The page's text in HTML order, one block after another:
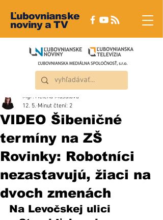
Ľubovnianske
noviny a TV
VIDEO Šibeničné
termíny na ZŠ
Rovinky: Robotníci
nezastavujú, žiaci na
dvoch zmenách
Mgr. Helena Musalová
12. 5. Minut čtení: 2
Na Levočskej ulici